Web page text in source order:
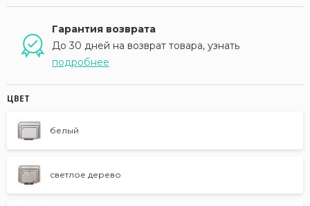
Гарантия возврата
До 30 дней на возврат товара, узнать
подробнее
ЦВЕТ
белый
светлое дерево